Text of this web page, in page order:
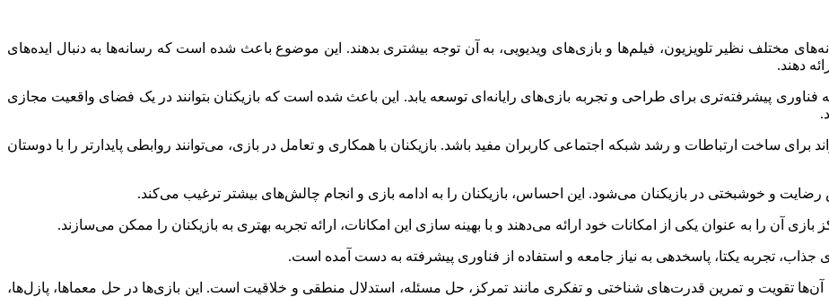
مختلف نظیر تلویزیون، فیلم‌ها و بازی‌های ویدیویی، به آن توجه بیشتری بدهند. این موضوع باعث شده است که رسانه‌ها به دنبال ایده‌های
دهند.
پیشرفته‌تری برای طراحی و تجربه بازی‌های رایانه‌ای توسعه یابد. این باعث شده است که بازیکنان بتوانند در یک فضای واقعیت مجازی
برای ساخت ارتباطات و رشد شبکه اجتماعی کاربران مفید باشد. بازیکنان با همکاری و تعامل در بازی، می‌توانند روابطی پایدارتر را با دوستان
و خوشبختی در بازیکنان می‌شود. این احساس، بازیکنان را به ادامه بازی و انجام چالش‌های بیشتر ترغیب می‌کند.
بازی آن را به عنوان یکی از امکانات خود ارائه می‌دهند و با بهینه سازی این امکانات، ارائه تجربه بهتری به بازیکنان را ممکن می‌سازند.
جذاب، تجربه یکتا، پاسخدهی به نیاز جامعه و استفاده از فناوری پیشرفته به دست آمده است.
تقویت و تمرین قدرت‌های شناختی و تفکری مانند تمرکز، حل مسئله، استدلال منطقی و خلاقیت است. این بازی‌ها در حل معماها، پازل‌ها،